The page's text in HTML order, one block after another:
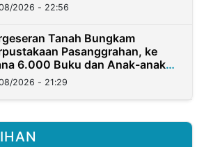
2026 - 22:56
Tanah Bungkam
Pasanggrahan, ke
6.000 Buku dan Anak-anak
2026 - 21:29